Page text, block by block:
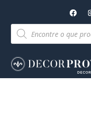
Pesquisar
produtos